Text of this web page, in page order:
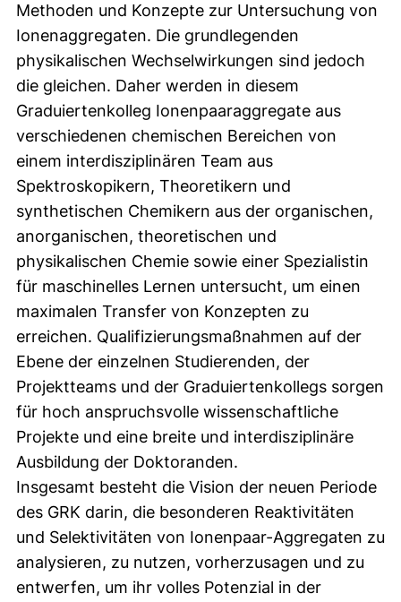
Methoden und Konzepte zur Untersuchung von
Ionenaggregaten. Die grundlegenden
physikalischen Wechselwirkungen sind jedoch
die gleichen. Daher werden in diesem
Graduiertenkolleg Ionenpaaraggregate aus
verschiedenen chemischen Bereichen von
einem interdisziplinären Team aus
Spektroskopikern, Theoretikern und
synthetischen Chemikern aus der organischen,
anorganischen, theoretischen und
physikalischen Chemie sowie einer Spezialistin
für maschinelles Lernen untersucht, um einen
maximalen Transfer von Konzepten zu
erreichen. Qualifizierungsmaßnahmen auf der
Ebene der einzelnen Studierenden, der
Projektteams und der Graduiertenkollegs sorgen
für hoch anspruchsvolle wissenschaftliche
Projekte und eine breite und interdisziplinäre
Ausbildung der Doktoranden.
Insgesamt besteht die Vision der neuen Periode
des GRK darin, die besonderen Reaktivitäten
und Selektivitäten von Ionenpaar-Aggregaten zu
analysieren, zu nutzen, vorherzusagen und zu
entwerfen, um ihr volles Potenzial in der